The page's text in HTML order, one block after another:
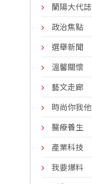
蘭陽大代誌
政治焦點
選舉新聞
溫馨關懷
藝文走廊
時尚你我他
醫療養生
產業科技
我要爆料